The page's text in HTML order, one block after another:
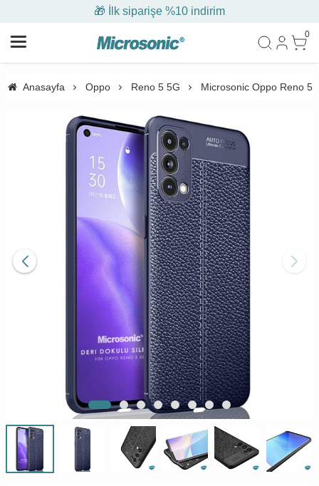
🎁 İlk siparişe %10 indirim
0
Anasayfa Oppo Reno 5 5G Microsonic Oppo Reno 5